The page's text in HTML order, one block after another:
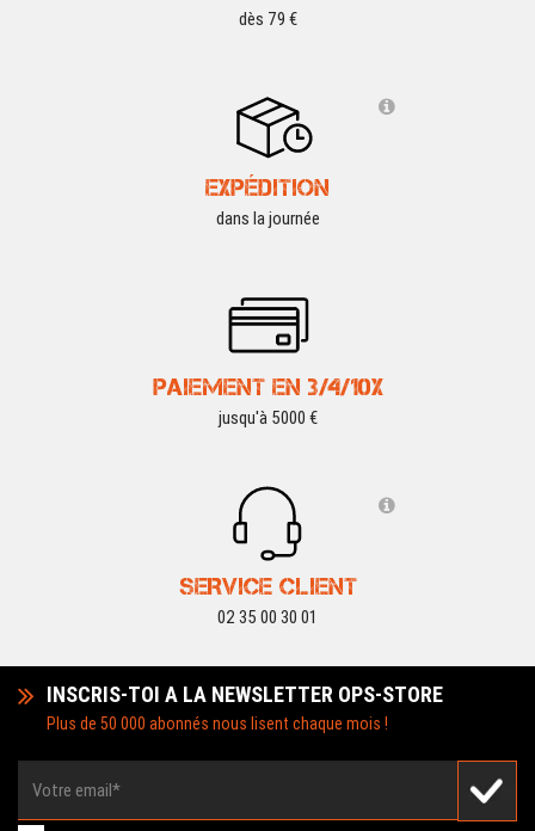
dès 79 €
EXPÉDITION
dans la journée
PAIEMENT EN 3/4/10X
jusqu'à 5000 €
SERVICE CLIENT
02 35 00 30 01
INSCRIS-TOI A LA NEWSLETTER OPS-STORE
Plus de 50 000 abonnés nous lisent chaque mois !